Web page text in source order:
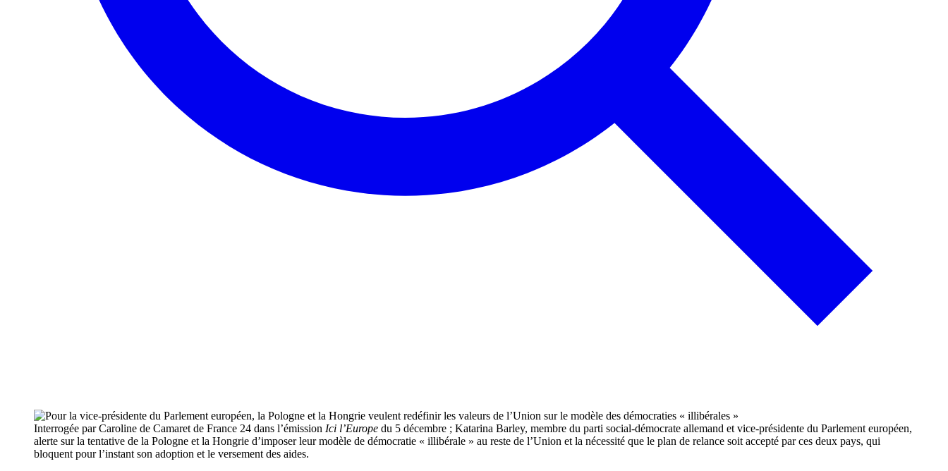
Interrogée par Caroline de Camaret de France 24 dans l’émission Ici l’Europe du 5 décembre ; Katarina Barley, membre du parti social-démocrate allemand et vice-présidente du Parlement européen,
alerte sur la tentative de la Pologne et la Hongrie d’imposer leur modèle de démocratie « illibérale » au reste de l’Union et la nécessité que le plan de relance soit accepté par ces deux pays, qui
bloquent pour l’instant son adoption et le versement des aides.